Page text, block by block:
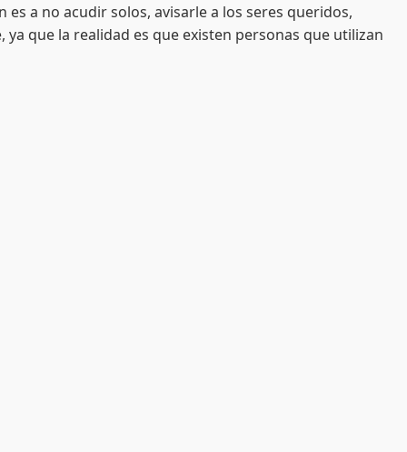
a no acudir solos, avisarle a los seres queridos,
que la realidad es que existen personas que utilizan